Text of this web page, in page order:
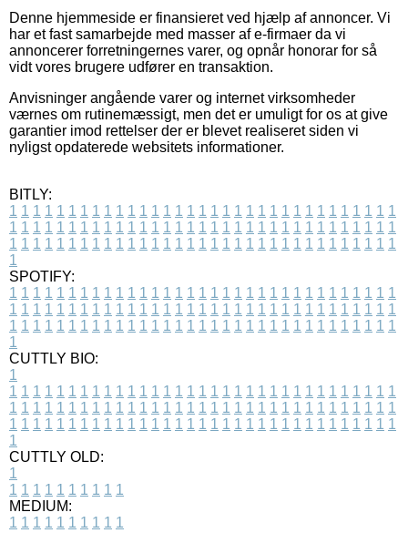
Denne hjemmeside er finansieret ved hjælp af annoncer. Vi
har et fast samarbejde med masser af e-firmaer da vi
annoncerer forretningernes varer, og opnår honorar for så
vidt vores brugere udfører en transaktion.
Anvisninger angående varer og internet virksomheder
værnes om rutinemæssigt, men det er umuligt for os at give
garantier imod rettelser der er blevet realiseret siden vi
nyligst opdaterede websitets informationer.
BITLY:
1 1 1 1 1 1 1 1 1 1 1 1 1 1 1 1 1 1 1 1 1 1 1 1 1 1 1 1 1 1 1 1 1
1 1 1 1 1 1 1 1 1 1 1 1 1 1 1 1 1 1 1 1 1 1 1 1 1 1 1 1 1 1 1 1 1
1 1 1 1 1 1 1 1 1 1 1 1 1 1 1 1 1 1 1 1 1 1 1 1 1 1 1 1 1 1 1 1 1
1
SPOTIFY:
1 1 1 1 1 1 1 1 1 1 1 1 1 1 1 1 1 1 1 1 1 1 1 1 1 1 1 1 1 1 1 1 1
1 1 1 1 1 1 1 1 1 1 1 1 1 1 1 1 1 1 1 1 1 1 1 1 1 1 1 1 1 1 1 1 1
1 1 1 1 1 1 1 1 1 1 1 1 1 1 1 1 1 1 1 1 1 1 1 1 1 1 1 1 1 1 1 1 1
1
CUTTLY BIO:
1
1 1 1 1 1 1 1 1 1 1 1 1 1 1 1 1 1 1 1 1 1 1 1 1 1 1 1 1 1 1 1 1 1
1 1 1 1 1 1 1 1 1 1 1 1 1 1 1 1 1 1 1 1 1 1 1 1 1 1 1 1 1 1 1 1 1
1 1 1 1 1 1 1 1 1 1 1 1 1 1 1 1 1 1 1 1 1 1 1 1 1 1 1 1 1 1 1 1 1
1
CUTTLY OLD:
1
1 1 1 1 1 1 1 1 1 1
MEDIUM:
1 1 1 1 1 1 1 1 1 1